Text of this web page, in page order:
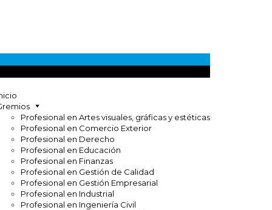
Profesional en Artes visuales, gráficas y estéticas
Profesional en Comercio Exterior
Profesional en Derecho
Profesional en Educación
Profesional en Finanzas
Profesional en Gestión de Calidad
Profesional en Gestión Empresarial
Profesional en Industrial
Profesional en Ingeniería Civil